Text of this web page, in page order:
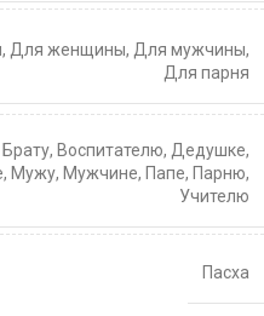
, Для женщины, Для мужчины,
Для парня
Брату, Воспитателю, Дедушке,
, Мужу, Мужчине, Папе, Парню,
Учителю
Пасха